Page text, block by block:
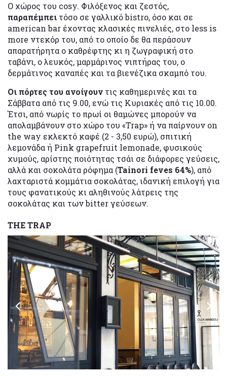
Ο χώρος του cosy. Φιλόξενος και ζεστός,
παραπέμπει τόσο σε γαλλικό bistro, όσο και σε
american bar έχοντας κλασικές πινελιές, στο less is
more ντεκόρ του, από το οποίο δε θα περάσουν
απαρατήρητα ο καθρέφτης κι η ζωγραφική στο
ταβάνι, ο λευκός, μαρμάρινος νιπτήρας του, ο
δερμάτινος καναπές και τα βιενέζικα σκαμπό του.
Οι πόρτες του ανοίγουν τις καθημερινές και τα
Σάββατα από τις 9.00, ενώ τις Κυριακές από τις 10.00.
Έτσι, από νωρίς το πρωί οι θαμώνες μπορούν να
απολαμβάνουν στο χώρο του «Trap» ή να παίρνουν on
the way εκλεκτό καφέ (2 - 3,50 ευρώ), σπιτική
λεμονάδα ή Pink grapefruit lemonade, φυσικούς
χυμούς, αρίστης ποιότητας τσάι σε διάφορες γεύσεις,
αλλά και σοκολάτα ρόφημα (Tainori feves 64%), από
λαχταριστά κομμάτια σοκολάτας, ιδανική επιλογή για
τους φανατικούς κι αληθινούς λάτρεις της
σοκολάτας και των bitter γεύσεων.
THE TRAP